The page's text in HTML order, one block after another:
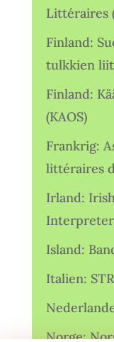
Littéraires
Finland:
tulkkien
Finland:
(KAOS)
Frankrig:
littéraires
Irland:
Island:
Italien:
Norge: